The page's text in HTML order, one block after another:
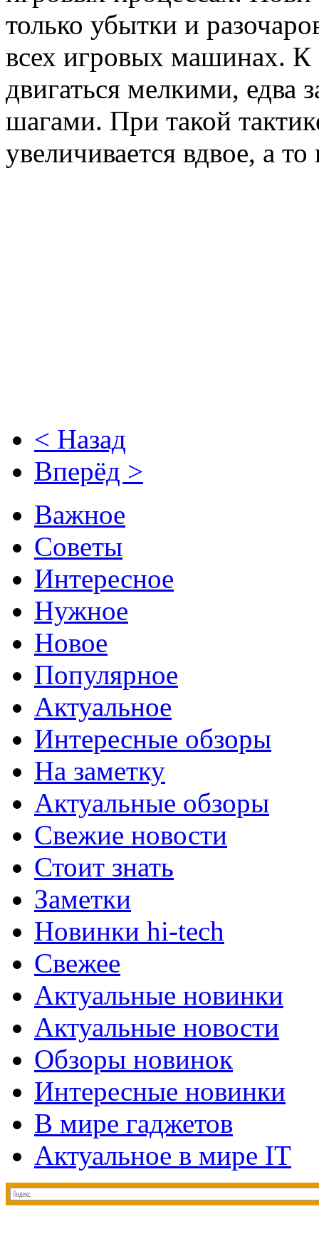
только убытки и
всех игровых машинах.
двигаться мелкими,
шагами. При такой
увеличивается вдвое, а
< Назад
Вперёд >
Важное
Советы
Интересное
Нужное
Новое
Популярное
Актуальное
Интересные обзоры
На заметку
Актуальные обзоры
Свежие новости
Стоит знать
Заметки
Новинки hi-tech
Свежее
Актуальные новинки
Актуальные новости
Обзоры новинок
Интересные новинки
В мире гаджетов
Актуальное в мире IT